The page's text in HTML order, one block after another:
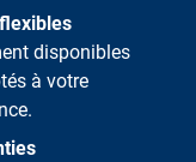
disponibles
à votre